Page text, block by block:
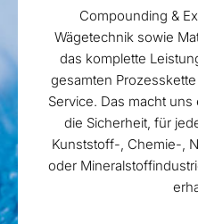
Compounding &
Wägetechnik sowie
das komplette
gesamten
Service. Das macht
die Sicherheit, für
Kunststoff-, Chemie-,
oder